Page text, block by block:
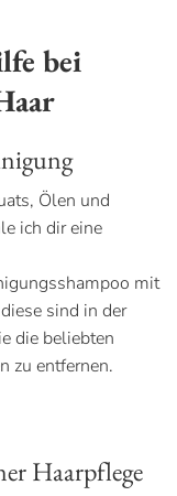
bei
Ölen und
ich dir eine
mit
sind in der
die beliebten
zu entfernen.
Haarpflege